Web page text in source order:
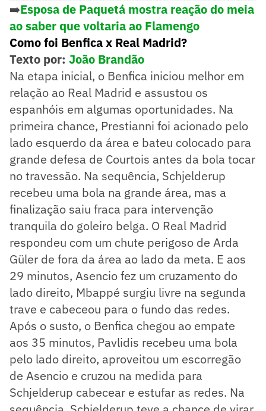
➡️Esposa de Paquetá mostra reação do meia
ao saber que voltaria ao Flamengo
Como foi Benfica x Real Madrid?
Texto por: João Brandão
Na etapa inicial, o Benfica iniciou melhor em
relação ao Real Madrid e assustou os
espanhóis em algumas oportunidades. Na
primeira chance, Prestianni foi acionado pelo
lado esquerdo da área e bateu colocado para
grande defesa de Courtois antes da bola tocar
no travessão. Na sequência, Schjelderup
recebeu uma bola na grande área, mas a
finalização saiu fraca para intervenção
tranquila do goleiro belga. O Real Madrid
respondeu com um chute perigoso de Arda
Güler de fora da área ao lado da meta. E aos
29 minutos, Asencio fez um cruzamento do
lado direito, Mbappé surgiu livre na segunda
trave e cabeceou para o fundo das redes.
Após o susto, o Benfica chegou ao empate
aos 35 minutos, Pavlidis recebeu uma bola
pelo lado direito, aproveitou um escorregão
de Asencio e cruzou na medida para
Schjelderup cabecear e estufar as redes. Na